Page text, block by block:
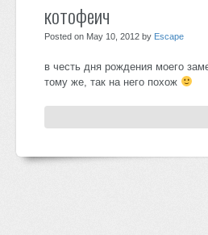
котофеич
Posted on May 10, 2012 by Escape
в честь дня рождения моего
тому же, так на него похож